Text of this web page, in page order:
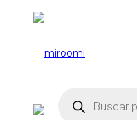
productos